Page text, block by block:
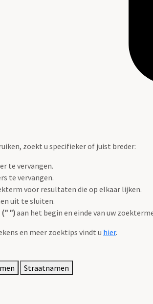
zoekt u specifieker of juist breder:
te vervangen.
te vervangen.
voor resultaten die op elkaar lijken.
uit te sluiten.
(" ")aan het begin en einde van uw
en meer zoektips vindt u hier.
Straatnamen